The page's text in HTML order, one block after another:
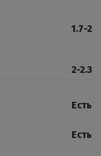
1.7-2
2-2.3
Есть
Есть